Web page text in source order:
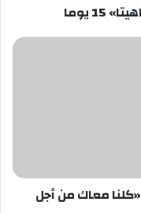
يوما
معاك من أجل